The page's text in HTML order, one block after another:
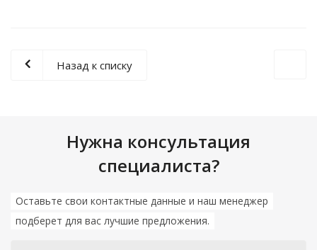
Назад к списку
Нужна консультация
специалиста?
Оставьте свои контактные данные и наш менеджер
подберет для вас лучшие предложения.